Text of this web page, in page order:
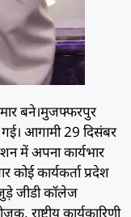
बने।मुजफ्फरपुर
गई। आगामी 29 दिसंबर
में अपना कार्यभार
कार्यकर्ता प्रदेश
जीडी कॉलेज
राष्ट्रीय कार्यकारिणी